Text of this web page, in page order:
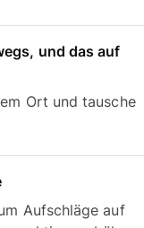
und das auf
Ort und tausche
Aufschläge auf